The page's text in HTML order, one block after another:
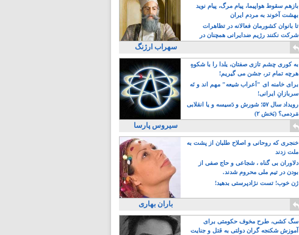
تواند باشد؟!
بازهم سقوط هواپیما، پیام مرگ، پیام نوید
بهشت آخوند به مردم ایران
تا بانوان کشورمان فعالانه در تظاهرات
شرکت نکنند رژیم ضدایرانی همچنان در
قدرت باقی خواهدماند
سهراب ارژنگ
به کوری چشم تازی صفتان، یلدا را با شکوهِ
هرچه تمام تر، جشن می گیریم!
برای خامنه ای "اَعراب شیعه" مهم اند و نَه
سربازانِ ایرانی!
رویداد سال ۵۷؛ شورش و دَسیسه و یا انقلابی
مَردمی؟ (بَخش ۲)
سیروس پارسا
خنجری که روحانی و اصلاح طلبان از پشت به
ملت زدند
دلاوران بی گناه ، شجاعی و حاج صفی از
بودن در تیم ملی محروم شدند.
ژن خوب! تست نژادپرستی بدهید!
باران بهاری
سگ کشی، طرح مخوف حکومتی برای
آموزش شکنجه گران دولتی به قتل و جنایت